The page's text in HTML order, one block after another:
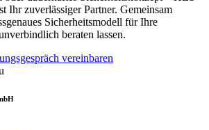
Ihr zuverlässiger Partner. Gemeinsam
Sicherheitsmodell für Ihre
beraten lassen.
vereinbaren